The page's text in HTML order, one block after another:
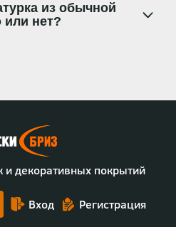
из обычной
или нет?
и декоративных покрытий
Вход Регистрация